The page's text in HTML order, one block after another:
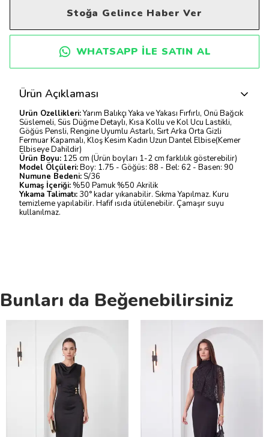
Stoğa Gelince Haber Ver
WHATSAPP ILE SATIN AL
Ürün Açıklaması
Ürün Özellikleri:Yarım Balıkçı Yaka ve Yakası Fırfırlı, Önü Bağcık
Süslemeli, Süs Düğme Detaylı, Kısa Kollu ve Kol Ucu Lastikli,
Göğüs Pensli, Rengine Uyumlu Astarlı, Sırt Arka Orta Gizli
Fermuar Kapamalı, Kloş Kesim Kadın Uzun Dantel Elbise(Kemer
Elbiseye Dahildir)
Ürün Boyu: 125 cm (Ürün boyları 1-2 cm farklılık gösterebilir)
Model Ölçüleri:Boy: 1.75 - Göğüs: 88 - Bel: 62 - Basen: 90
Numune Bedeni: S/36
Kumaş İçeriği: %50 Pamuk %50 Akrilik
Yıkama Talimatı:30° kadar yıkanabilir. Sıkma Yapılmaz. Kuru
temizleme yapılabilir. Hafif ısıda ütülenebilir. Çamaşır suyu
kullanılmaz.
Bunları da Beğenebilirsiniz